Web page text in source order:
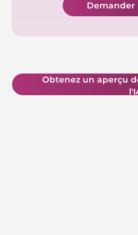
Demander
Obtenez un aperçu